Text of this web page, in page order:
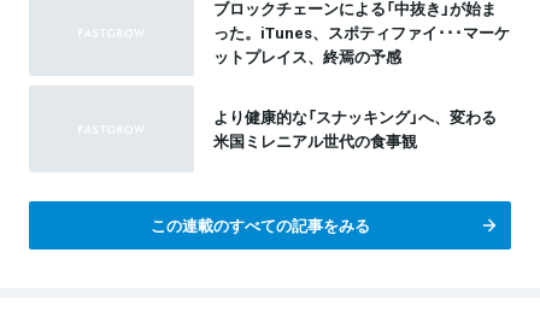
ブロックチェーンによる「中抜き」が始ま
った。iTunes、スポティファイ･･･マーケ
ットプレイス、終焉の予感
より健康的な「スナッキング」へ、変わる
米国ミレニアル世代の食事観
この連載のすべての記事をみる